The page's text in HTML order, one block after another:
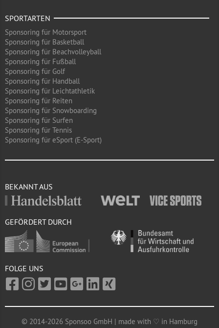
SPORTARTEN
Sponsoring für Motorsport
Sponsoring für Basketball
Sponsoring für Beachvolleyball
Sponsoring für Fußball
Sponsoring für Golf
Sponsoring für Handball
Sponsoring für Leichtathletik
Sponsoring für Reiten
Sponsoring für Snowboarding
Sponsoring für Surfen
Sponsoring für Tennis
Sponsoring für eSport (E-Sport)
BEKANNT AUS
GEFÖRDERT DURCH
FOLGE UNS
© 2014-2026 Sponsoo GmbH | made with ♡ in Hamburg